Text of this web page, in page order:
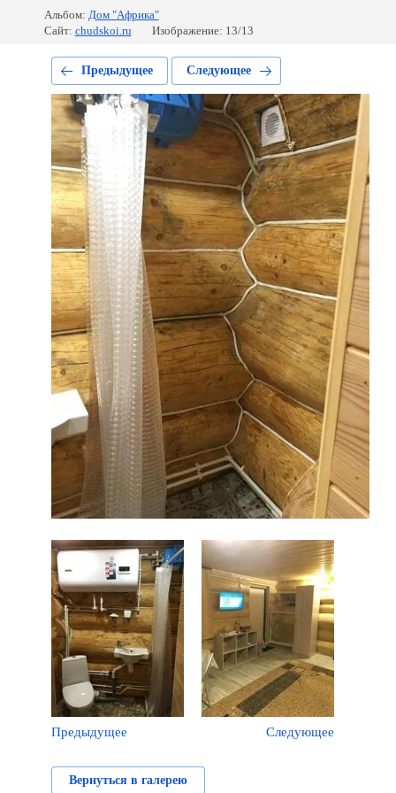
Альбом: Дом "Африка"
Сайт: chudskoi.ru Изображение: 13/13
Предыдущее Следующее
Предыдущее Следующее
Вернуться в галерею